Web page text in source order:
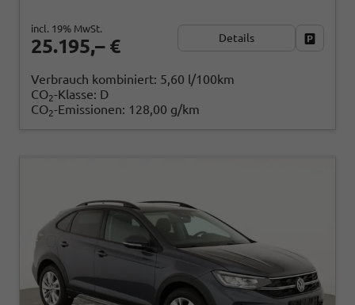
25.195,– €
incl. 19% MwSt.
Details
Verbrauch kombiniert: 5,60 l/100km
CO2-Klasse: D
CO2-Emissionen: 128,00 g/km